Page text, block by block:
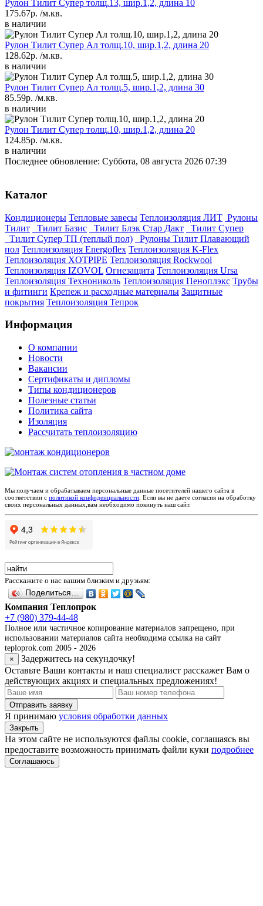
Рулон Тилит Супер толщ.13, шир.1,2, длина 10
175.67р. /м.кв.
в наличии
Рулон Тилит Супер Ал толщ.10, шир.1,2, длина 20
128.62р. /м.кв.
в наличии
Рулон Тилит Супер Ал толщ.5, шир.1,2, длина 30
85.59р. /м.кв.
в наличии
Рулон Тилит Супер толщ.10, шир.1,2, длина 20
124.85р. /м.кв.
в наличии
Последнее обновление: Суббота, 08 августа 2026 07:39
Каталог
Кондиционеры Тепловые завесы Теплоизоляция ЛИТ Рулоны
Тилит
Тилит Базис Тилит Блэк Стар Дакт
Тилит Супер
Тилит Супер ТП (теплый пол)
Рулоны Тилит Плавающий
пол Теплоизоляция Energoflex Теплоизоляция K-Flex
Теплоизоляция XOTPIPE Теплоизоляция Rockwool
Теплоизоляция IZOVOL Огнезащита Теплоизоляция Ursa
Теплоизоляция Технониколь Теплоизоляция Пеноплэкс Трубы
и фитинги Крепеж и расходные материалы Защитные
покрытия Теплоизоляция Тепрок
Информация
О компании
Новости
Вакансии
Сертификаты и дипломы
Типы кондиционеров
Полезные статьи
Политика сайта
Изоляция
Рассчитать теплоизоляцию
Мы получаем и обрабатываем персональные данные посетителей нашего сайта в
соответствии с политикой конфиденциальности . Если вы не даете согласия на обработку
своих персональных данных,вам необходимо покинуть наш сайт.
Расскажите о нас вашим близким и друзьям:
Поделиться…
Компания Теплопрок
+7 (980) 379-44-48
Полное или частичное копирование материалов запрещено, при
использовании материалов сайта необходима ссылка на сайт
teploprok.com 2005 - 2026
×
Задержитесь на секундочку!
Оставьте Ваши контакты и наш специалист расскажет Вам о
действующих акциях и специальных предложениях!
Отправить заявку
Я принимаю условия обработки данных
Закрыть
На этом сайте не используются файлы cookie, соглашаясь вы
предоставите возможность принимать файли куки подробнее
Соглашаюсь